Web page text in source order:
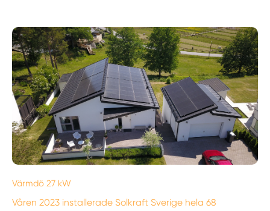
Värmdö 27 kW
Våren 2023 installerade Solkraft Sverige hela 68